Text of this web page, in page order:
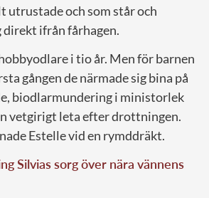
utrustade och som står och
direkt ifrån fårhagen.
i tio år. Men för barnen
gången de närmade sig bina på
biodlarmundering i ministorlek
vetgirigt leta efter drottningen.
Estelle vid en rymddräkt.
Silvias sorg över nära vännens